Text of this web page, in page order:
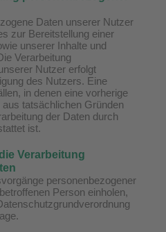
Daten unserer Nutzer
zur Bereitstellung einer
unserer Inhalte und
Verarbeitung
Nutzer erfolgt
des Nutzers. Eine
in denen eine vorherige
tatsächlichen Gründen
der Daten durch
ist.
Verarbeitung
personenbezogener
Person einholen,